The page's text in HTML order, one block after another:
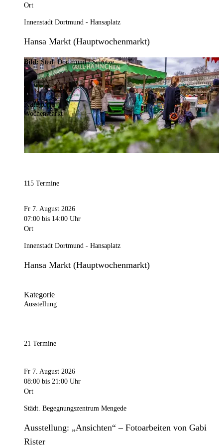
Ort
Innenstadt Dortmund - Hansaplatz
Hansa Markt (Hauptwochenmarkt)
Bild:Stadt Dortmund / Schütze
Kategorie
Wochenmarkt
115 Termine
Fr 7. August 2026
07:00 bis 14:00 Uhr
Ort
Innenstadt Dortmund - Hansaplatz
Hansa Markt (Hauptwochenmarkt)
Kategorie
Ausstellung
21 Termine
Fr 7. August 2026
08:00 bis 21:00 Uhr
Ort
Städt. Begegnungszentrum Mengede
Ausstellung: „Ansichten“ – Fotoarbeiten von Gabi
Rister